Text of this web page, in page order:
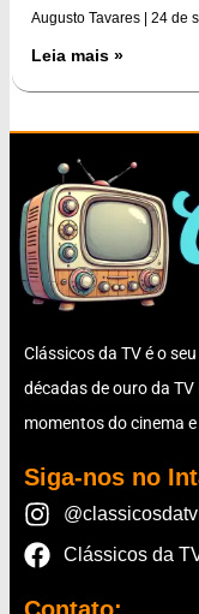
Augusto Tavares 24 de
Leia mais »
Clássicos da TV é o
décadas de ouro da
momentos do cinema e
Siga-nos no
Clássicos da